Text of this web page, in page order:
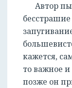
Автор
кажется,
то важное
позже он